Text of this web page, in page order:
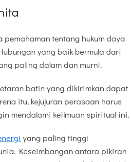
tentang hukum daya
yang baik bermula dari
paling dalam dan murni.
batin yang dikirimkan dapat
itu, kejujuran perasaan harus
mendalami keilmuan spiritual ini.
yang paling tinggi
Keseimbangan antara pikiran